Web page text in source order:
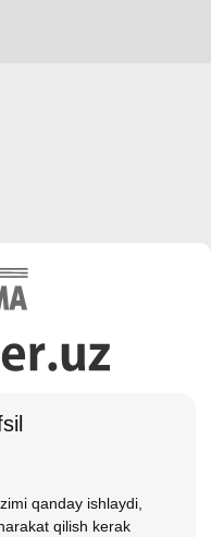
qanday ishlaydi,
qilish kerak